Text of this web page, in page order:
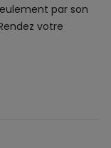
par son
votre